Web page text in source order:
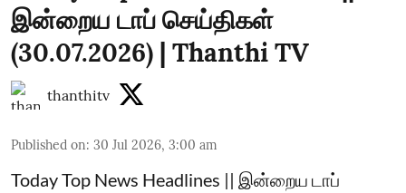
இன்றைய டாப் செய்திகள்
(30.07.2026) | Thanthi TV
thanthitv
Published on: 30 Jul 2026, 3:00 am
Today Top News Headlines || இன்றைய டாப்